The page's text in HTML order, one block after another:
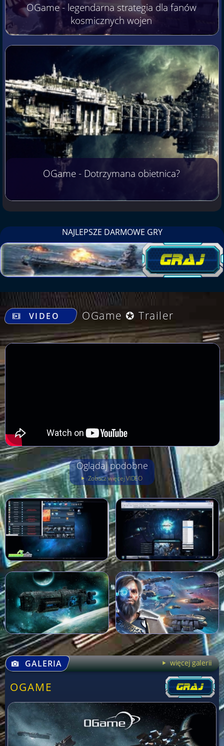
OGame - legendarna strategia dla fanów
kosmicznych wojen
OGame - Dotrzymana obietnica?
NAJLEPSZE DARMOWE GRY
.
VIDEO
OGame ✪ Trailer
Oglądaj podobne
Zobacz więcej VIDEO
GALERIA więcej galerii
OGAME